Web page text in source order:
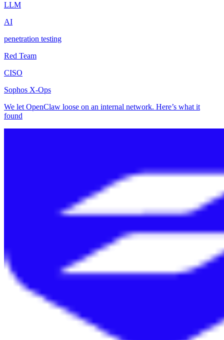
LLM
AI
penetration testing
Red Team
CISO
Sophos X-Ops
We let OpenClaw loose on an internal network. Here’s what it
found